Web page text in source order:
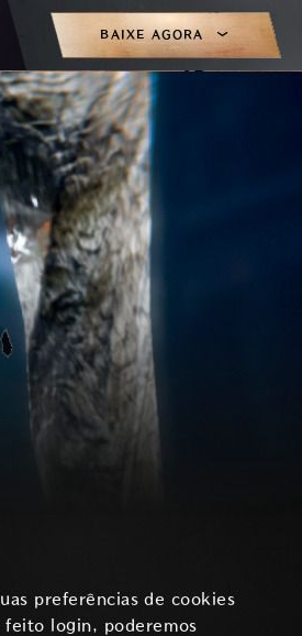
BAIXE AGORA
preferências de cookies
feito login, poderemos